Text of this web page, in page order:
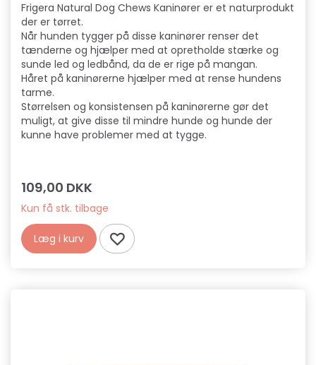
Frigera Natural Dog Chews Kaninører er et naturprodukt
der er tørret.
Når hunden tygger på disse kaninører renser det
tænderne og hjælper med at opretholde stærke og
sunde led og ledbånd, da de er rige på mangan.
Håret på kaninørerne hjælper med at rense hundens
tarme.
Størrelsen og konsistensen på kaninørerne gør det
muligt, at give disse til mindre hunde og hunde der
kunne have problemer med at tygge.
109,00 DKK
Kun få stk. tilbage
Læg i kurv